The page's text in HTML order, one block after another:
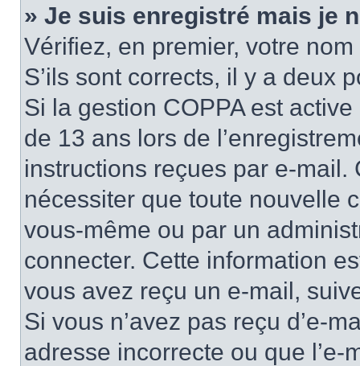
» Je suis enregistré mais je
Vérifiez, en premier, votre
S’ils sont corrects, il y a deux
Si la gestion COPPA est
de 13 ans lors de
instructions reçues par e-
nécessiter que toute nouvelle
vous-même ou par un
connecter. Cette information
vous avez reçu un e-mail,
Si vous n’avez pas reçu d’e-
adresse incorrecte ou que